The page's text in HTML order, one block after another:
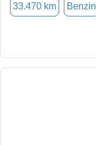
33.470 km Benzin